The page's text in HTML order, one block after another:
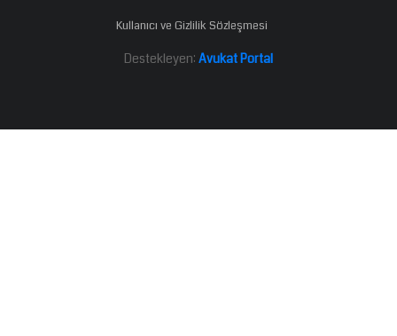
Kullanıcı ve Gizlilik Sözleşmesi
Destekleyen: Avukat Portal